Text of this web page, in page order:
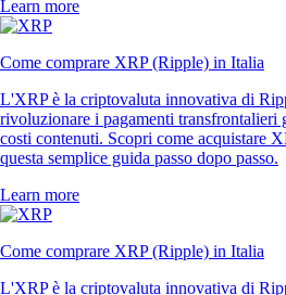
Learn more
Come comprare XRP (Ripple) in Italia
L'XRP è la criptovaluta innovativa di
rivoluzionare i pagamenti transfrontalieri
costi contenuti. Scopri come acquistare
questa semplice guida passo dopo passo.
Learn more
Come comprare XRP (Ripple) in Italia
L'XRP è la criptovaluta innovativa di